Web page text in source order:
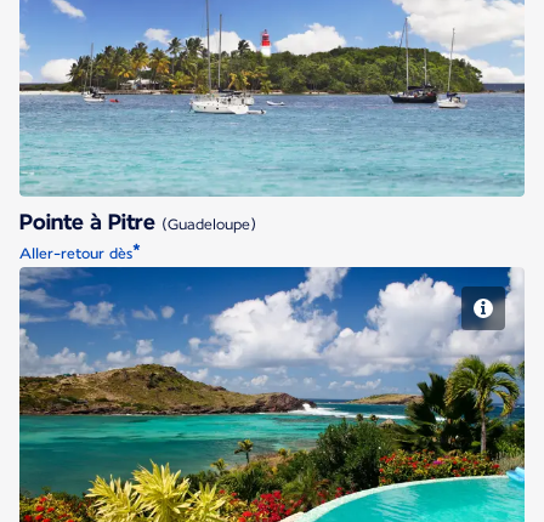
Pointe à Pitre
Pointe à Pitre (Guadeloupe)
Aller-retour dès*
Saint Barthelemy